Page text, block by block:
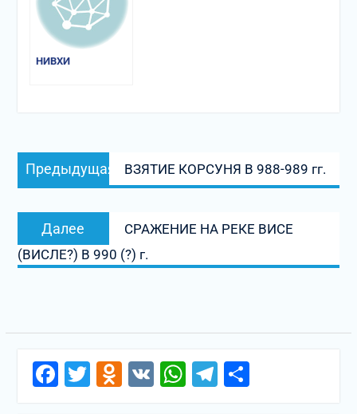
НИВХИ
Навигация
по
Предыдущая
запись:
ВЗЯТИЕ КОРСУНЯ В 988-989 гг.
Далее
запись:
СРАЖЕНИЕ НА РЕКЕ ВИСЕ
(ВИСЛЕ?) В 990 (?) г.
Facebook
Twitter
Odnoklassniki
VKWhatsApp
Telegram